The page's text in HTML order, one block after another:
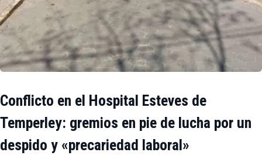
Conflicto en el Hospital Esteves de
Temperley: gremios en pie de lucha por un
despido y «precariedad laboral»